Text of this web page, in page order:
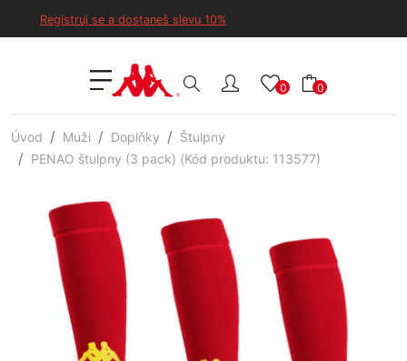
Registruj se a dostaneš slevu 10%
0 0
Úvod Muži Doplňky
Štulpny
PENAO štulpny (3 pack) (Kód produktu: 113577)